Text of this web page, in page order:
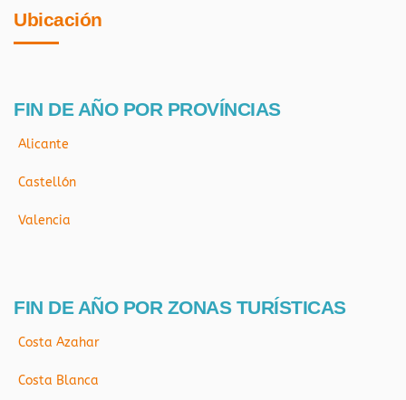
Ubicación
FIN DE AÑO POR PROVÍNCIAS
Alicante
Castellón
Valencia
FIN DE AÑO POR ZONAS TURÍSTICAS
Costa Azahar
Costa Blanca